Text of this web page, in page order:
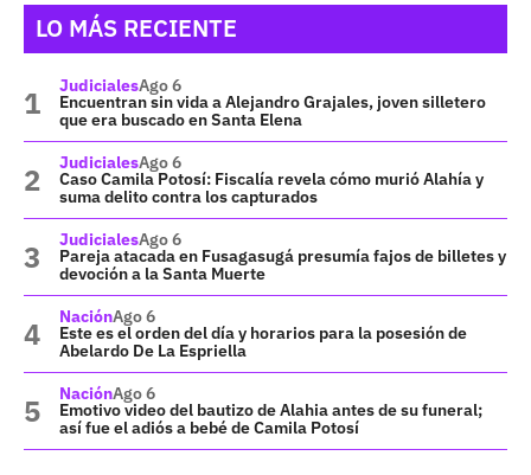
LO MÁS RECIENTE
JudicialesAgo 6
Encuentran sin vida a Alejandro Grajales, joven silletero
que era buscado en Santa Elena
JudicialesAgo 6
Caso Camila Potosí: Fiscalía revela cómo murió Alahía y
suma delito contra los capturados
JudicialesAgo 6
Pareja atacada en Fusagasugá presumía fajos de billetes y
devoción a la Santa Muerte
NaciónAgo 6
Este es el orden del día y horarios para la posesión de
Abelardo De La Espriella
NaciónAgo 6
Emotivo video del bautizo de Alahia antes de su funeral;
así fue el adiós a bebé de Camila Potosí